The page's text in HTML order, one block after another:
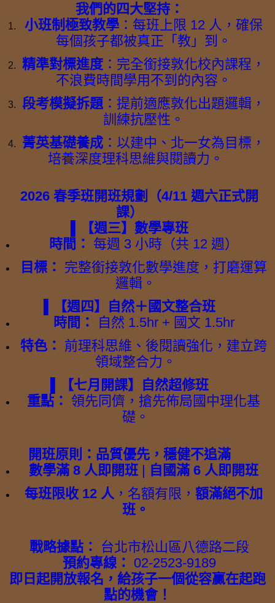
我們的四大堅持：
小班制極致教學 ：每班上限 12 人，確保
每個孩子都被真正「教」到。
精準對標進度 ：完全銜接敦化校內課程，
不浪費時間學用不到的內容。
段考模擬拆題 ：提前適應敦化出題邏輯，
訓練抗壓性。
菁英基礎養成 ：以建中、北一女為目標，
培養深度理科思維與閱讀力。
2026 春季班開班規劃（4/11 週六正式開
課）
▌【週三】數學專班
時間： 每週 3 小時（共 12 週）
目標： 完整銜接敦化數學進度，打磨運算
邏輯。
▌【週四】自然＋國文整合班
時間：
自然 1.5hr + 國文 1.5hr
特色： 前理科思維、後閱讀強化，建立跨
領域整合力。
▌【七月開課】自然超修班
重點： 領先同儕，搶先佈局國中理化基
礎。
開班原則：品質優先，穩健不追滿
數學滿 8 人即開班 | 自國滿 6 人即開班
每班限收 12 人 ，名額有限， 額滿絕不加
班。
戰略據點：
台北市松山區八德路二段
預約專線： 02-2523-9189
即日起開放報名，給孩子一個從容贏在起跑
點的機會！